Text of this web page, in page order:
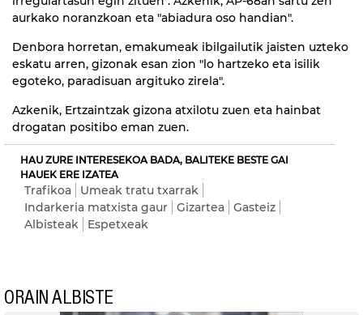
aurkako noranzkoan eta "abiadura oso handian".
Denbora horretan, emakumeak ibilgailutik jaisten uzteko
eskatu arren, gizonak esan zion "lo hartzeko eta isilik
egoteko, paradisuan argituko zirela".
Azkenik, Ertzaintzak gizona atxilotu zuen eta hainbat
drogatan positibo eman zuen.
HAU ZURE INTERESEKOA BADA, BALITEKE BESTE GAI
HAUEK ERE IZATEA
Trafikoa
Umeak tratu txarrak
Indarkeria matxista gaur
Gizartea
Gasteiz
Albisteak
Espetxeak
ORAIN ALBISTE